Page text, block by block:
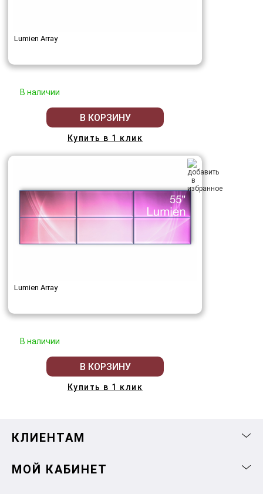
Lumien Array
В наличии
В КОРЗИНУ
Купить в 1 клик
Lumien Array
В наличии
В КОРЗИНУ
Купить в 1 клик
КЛИЕНТАМ
МОЙ КАБИНЕТ